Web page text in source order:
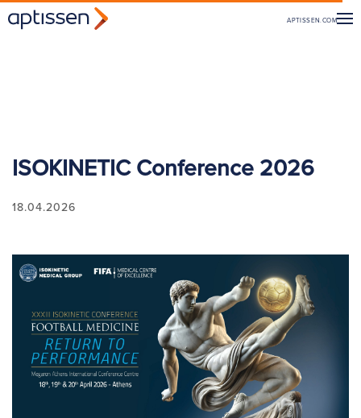
APTISSEN.COM
ISOKINETIC Conference 2026
18.04.2026